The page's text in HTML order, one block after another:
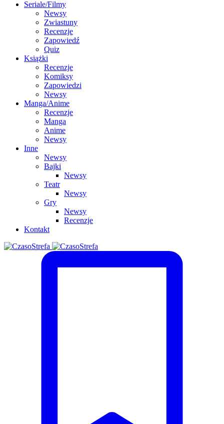
Seriale/Filmy
Newsy
Zwiastuny
Recenzje
Zapowiedź
Quiz
Książki
Recenzje
Komiksy
Zapowiedzi
Newsy
Manga/Anime
Recenzje
Manga
Anime
Newsy
Inne
Newsy
Bajki
Newsy
Teatr
Newsy
Gry
Newsy
Recenzje
Kontakt